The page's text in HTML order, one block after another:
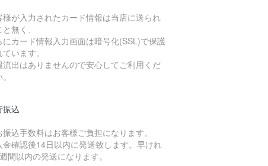
様が入力されたカード情報は当店に送られ
無く、
にカード情報入力画面は暗号化(SSL)で保護
ています。
流出はありませんので安心してご利用くだ
振込
振込手数料はお客様ご負担になります。
金確認後14日以内に発送致します。早けれ
間以内の発送になります。